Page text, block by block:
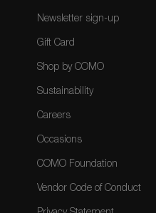
Newsletter sign-up
Gift Card
Shop by COMO
Sustainability
Careers
Occasions
COMO Foundation
Vendor Code of Conduct